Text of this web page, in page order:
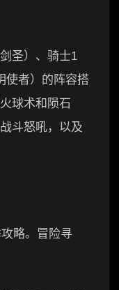
圣）、骑士1
使者）的阵容搭
球术和陨石
斗怒吼，以及